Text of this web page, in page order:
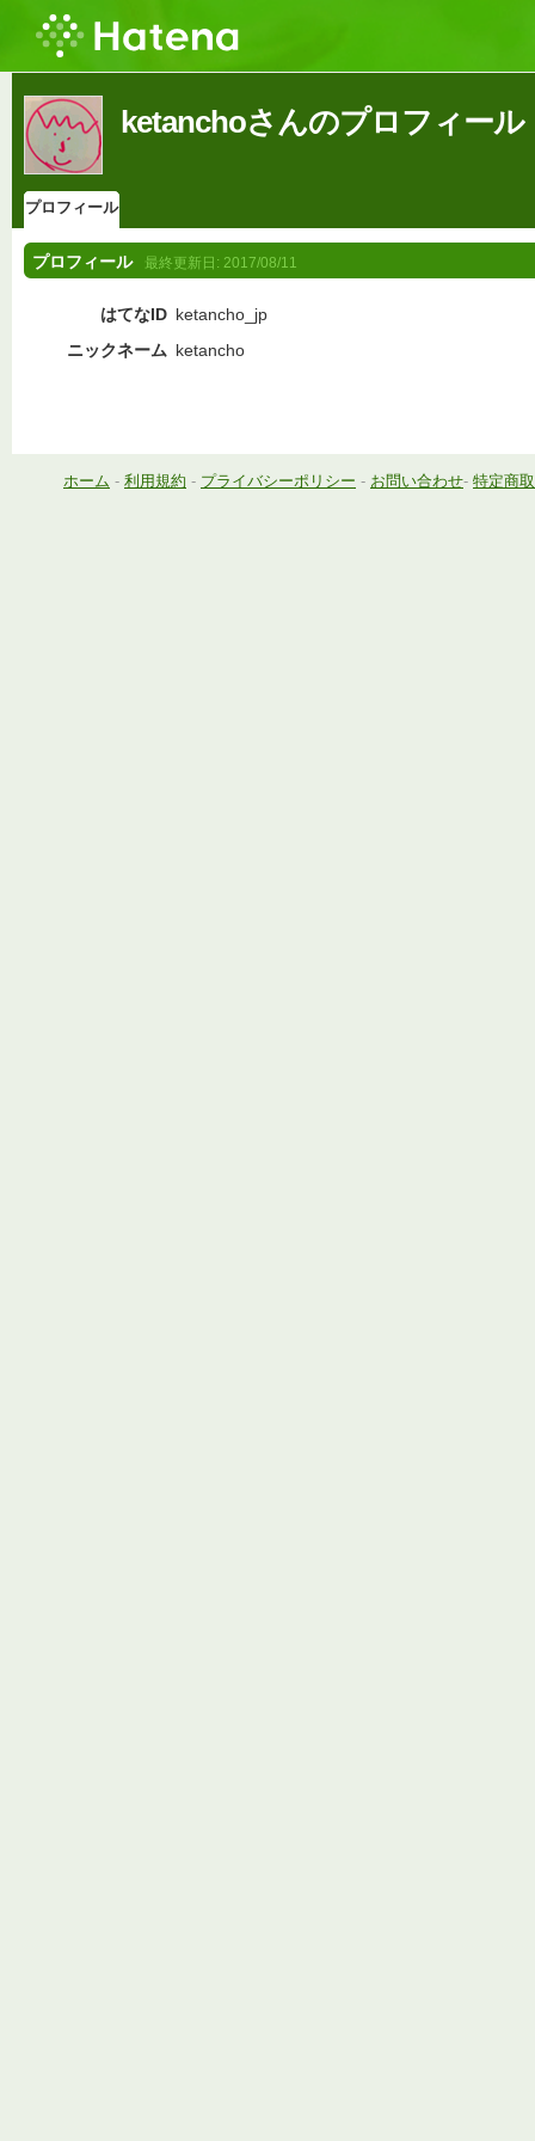
ketanchoさんのプロフィール
プロフィール
プロフィール 最終更新日: 2017/08/11
はてなID ketancho_jp
ニックネーム ketancho
ホーム - 利用規約 - プライバシーポリシー - お問い合わせ- 特定商